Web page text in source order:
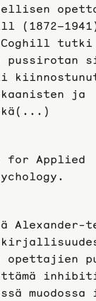
Coghill tutki
pussirotan
ja
Applied
Alexander-
opettajien